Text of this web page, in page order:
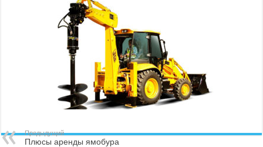
Предыдущий
Плюсы аренды ямобура